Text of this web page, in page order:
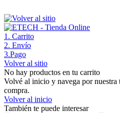
1 . Carrito
2. Envío
3.Pago
Volver al sitio
No hay productos en tu carrito
Volvé al inicio y navega por nuestra
compra.
Volver al inicio
También te puede interesar